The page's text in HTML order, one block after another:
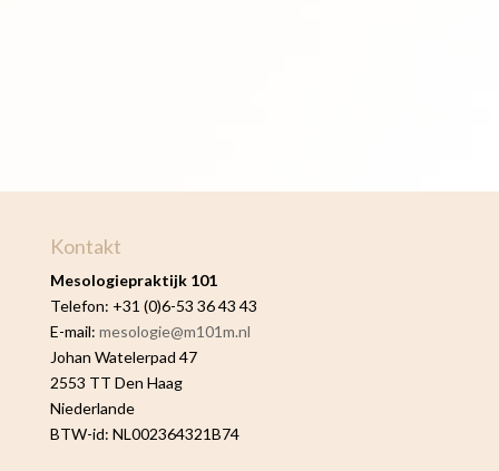
Kontakt
Mesologiepraktijk 101
Telefon: +31 (0)6-53 36 43 43
E-mail: mesologie@m101m.nl
Johan Watelerpad 47
2553 TT Den Haag
Niederlande
BTW-id: NL002364321B74